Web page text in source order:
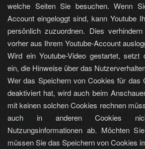
welche Seiten Sie besuchen. Wenn
Account eingeloggt sind, kann Youtube
persönlich zuzuordnen. Dies
vorher aus Ihrem Youtube-Account
Wird ein Youtube-Video gestartet, setzt
ein, die Hinweise über das
Wer das Speichern von Cookies für das
deaktiviert hat, wird auch beim
mit keinen solchen Cookies rechnen
auch in anderen Cookies nicht-
Nutzungsinformationen ab. Möchten
müssen Sie das Speichern von Cookies